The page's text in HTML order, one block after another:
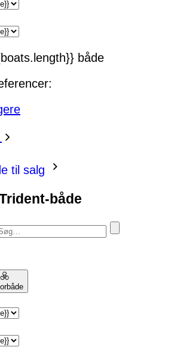
både
til salg
både